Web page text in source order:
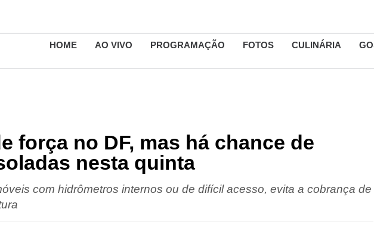
HOME AO VIVO PROGRAMAÇÃO FOTOS CULINÁRIA
força no DF, mas há chance de
nesta quinta
com hidrômetros internos ou de difícil acesso, evita a cobrança de